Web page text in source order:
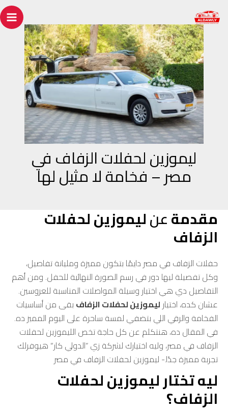
إلى
المحتوى
ليموزين لحفلات الزفاف في
مصر – فخامة لا مثيل لها
مقدمةعنليموزين لحفلات
الزفاف
حفلات الزفاف في مصر دايمًا بتكون مميزة ومليانة تفاصيل،
وكل تفصيلة ليها دور في رسم الصورة النهائية للحفل. ومن أهم
التفاصيل دي هي اختيار وسيلة المواصلات المناسبة للعروسين.
عشان كده، اختيار ليموزين لحفلات الزفاف بقى من أساسيات
الفخامة والرقي اللي بتضفي لمسة ساحرة على اليوم المميز ده.
في المقال ده، هنتكلم عن كل حاجة تخص الليموزين لحفلات
الزفاف في مصر، وليه اختيارك لشركة زي “الدولي كار” هيوفرلك
تجربة مميزة جدًا.- ليموزين لحفلات الزفاف في مصر
ليه تختار ليموزين لحفلات
الزفاف؟
navigation